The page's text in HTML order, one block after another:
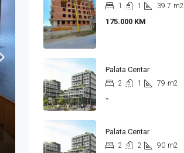
1 1 39.7 m2
175.000 KM
Palata Centar
2 1 79 m2
-
Palata Centar
2 2 90 m2